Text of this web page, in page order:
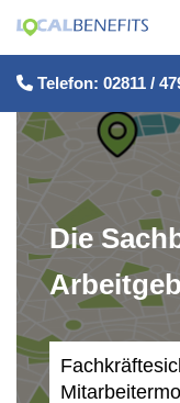
Zum
Inhalt
springen
Telefon: 02811 /
Die